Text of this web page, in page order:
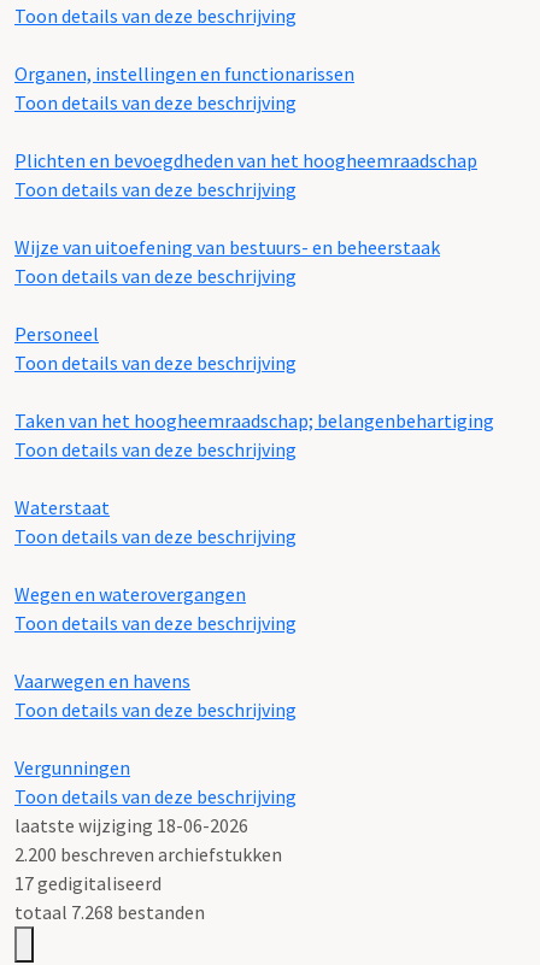
Toon details van deze beschrijving
Organen, instellingen en functionarissen
Toon details van deze beschrijving
Plichten en bevoegdheden van het hoogheemraadschap
Toon details van deze beschrijving
Wijze van uitoefening van bestuurs- en beheerstaak
Toon details van deze beschrijving
Personeel
Toon details van deze beschrijving
Taken van het hoogheemraadschap; belangenbehartiging
Toon details van deze beschrijving
Waterstaat
Toon details van deze beschrijving
Wegen en waterovergangen
Toon details van deze beschrijving
Vaarwegen en havens
Toon details van deze beschrijving
Vergunningen
Toon details van deze beschrijving
laatste wijziging 18-06-2026
2.200 beschreven archiefstukken
17 gedigitaliseerd
totaal 7.268 bestanden